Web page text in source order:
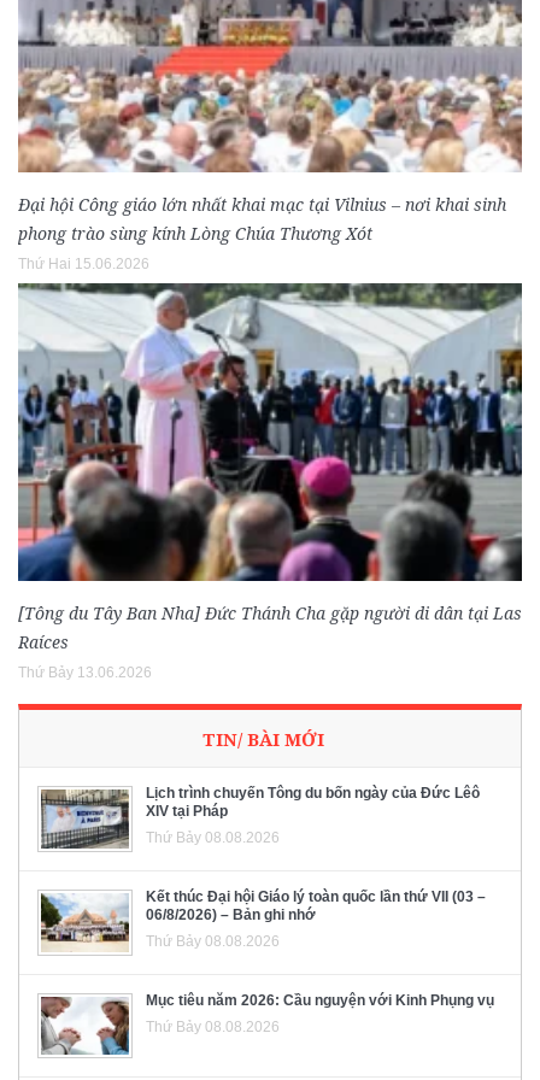
Đại hội Công giáo lớn nhất khai mạc tại Vilnius – nơi khai sinh
phong trào sùng kính Lòng Chúa Thương Xót
Thứ Hai 15.06.2026
[Tông du Tây Ban Nha] Đức Thánh Cha gặp người di dân tại Las
Raíces
Thứ Bảy 13.06.2026
TIN/ BÀI MỚI
Lịch trình chuyến Tông du bốn ngày của Đức Lêô
XIV tại Pháp
Thứ Bảy 08.08.2026
Kết thúc Đại hội Giáo lý toàn quốc lần thứ VII (03 –
06/8/2026) – Bản ghi nhớ
Thứ Bảy 08.08.2026
Mục tiêu năm 2026: Cầu nguyện với Kinh Phụng vụ
Thứ Bảy 08.08.2026